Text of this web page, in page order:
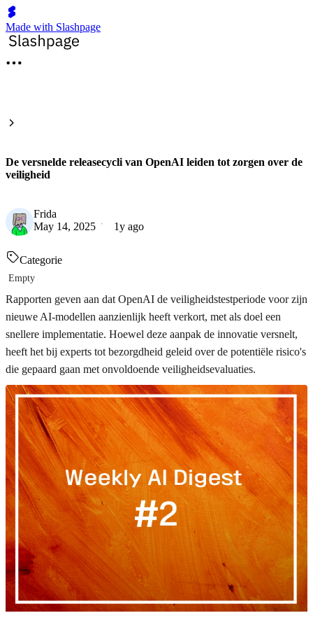
Made with Slashpage
De versnelde releasecycli van OpenAI leiden tot zorgen over de
veiligheid
Frida
May 14, 2025
1y ago
Categorie
Empty
Rapporten geven aan dat OpenAI de veiligheidstestperiode voor zijn
nieuwe AI-modellen aanzienlijk heeft verkort, met als doel een
snellere implementatie. Hoewel deze aanpak de innovatie versnelt,
heeft het bij experts tot bezorgdheid geleid over de potentiële risico's
die gepaard gaan met onvoldoende veiligheidsevaluaties.